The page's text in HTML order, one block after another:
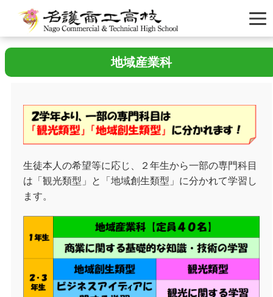
地域産業科
生徒本人の希望等に応じ、２年生から一部の専門科目
は「観光類型」と「地域創生類型」に分かれて学習し
ます。